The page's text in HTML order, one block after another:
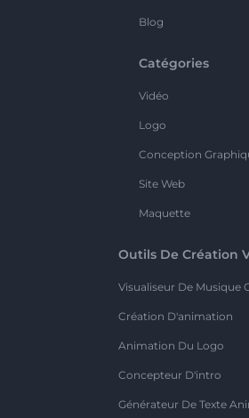
Blog
Catégories
Vidéo
Logo
Conception
Site Web
Maquette
Outils De Création
Visualiseur De Musique
Création D'animation
Animation Du Logo
Concepteur D'intro
Générateur De Texte